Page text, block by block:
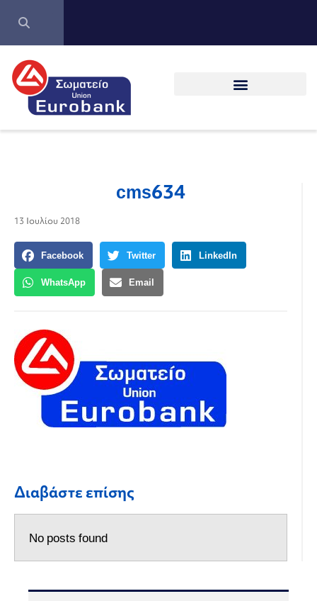
cms634
13 Ιουλίου 2018
Facebook Twitter LinkedIn
WhatsApp Email
Διαβάστε επίσης
No posts found